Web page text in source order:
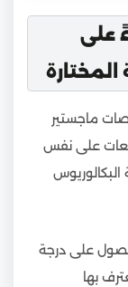
على
ماجستير
على نفس
على درجة
بها